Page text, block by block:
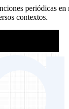
periódicas
contextos.